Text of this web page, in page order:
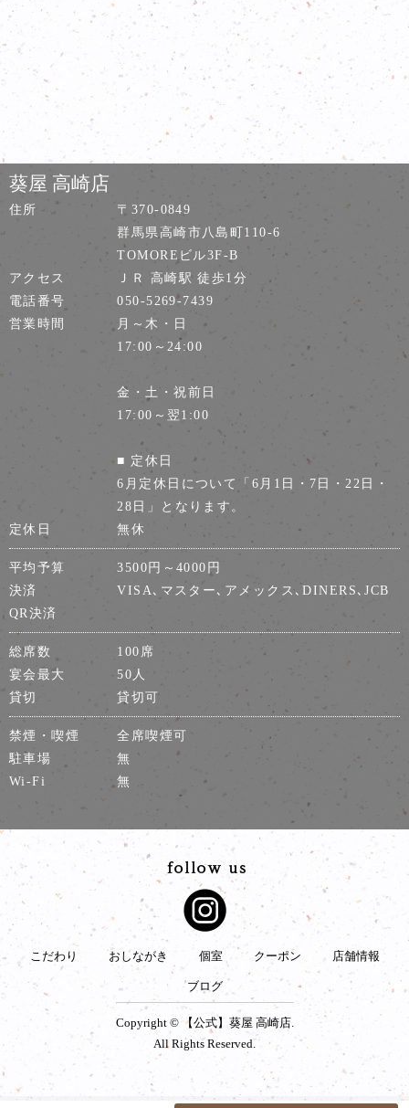
葵屋 高崎店
住所
〒370-0849
群馬県高崎市八島町110-6
TOMOREビル3F-B
アクセス
ＪＲ 高崎駅 徒歩1分
電話番号
050-5269-7439
営業時間
月～木・日
17:00～24:00
金・土・祝前日
17:00～翌1:00
■ 定休日
6月定休日について「6月1日・7日・22日・
28日」となります。
定休日
無休
平均予算
3500円～4000円
決済
VISA､マスター､アメックス､DINERS､JCB
QR決済
総席数
100席
宴会最大
50人
貸切
貸切可
禁煙・喫煙
全席喫煙可
駐車場
無
Wi-Fi
無
こだわり おしながき 個室 クーポン 店舗情報
ブログ
Copyright © 【公式】葵屋 高崎店.
All Rights Reserved.